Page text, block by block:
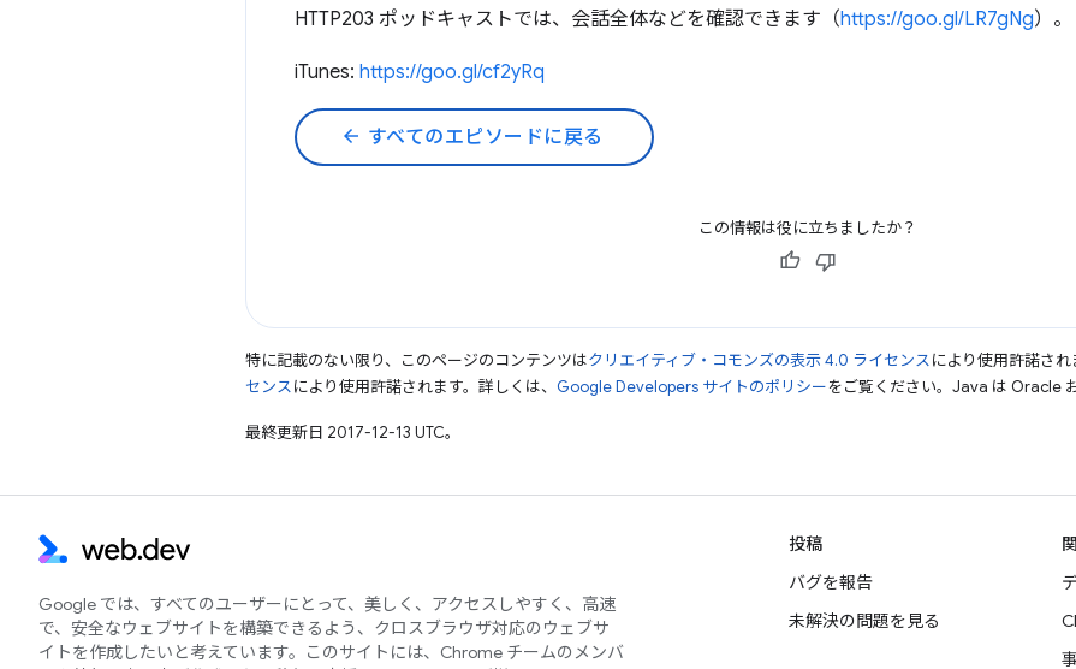
HTTP203 ポッドキャストでは、会話全体などを確認できます（https://goo.gl/LR7gNg）。
iTunes: https://goo.gl/cf2yRq
arrow_back すべてのエピソードに戻る
この情報は役に立ちましたか？
特に記載のない限り、このページのコンテンツはクリエイティブ・コモンズの表示 4.0 ライセンスにより使用許諾さ
センスにより使用許諾されます。詳しくは、 Google Developers サイトのポリシーをご覧ください。Java は Oracle
最終更新日 2017-12-13 UTC。
Google では、すべてのユーザーにとって、美しく、アクセスしやすく、高速
で、安全なウェブサイトを構築できるよう、クロスブラウザ対応のウェブサ
イトを作成したいと考えています。このサイトには、Chrome チームのメンバ
投稿
バグを報告
未解決の問題を見る